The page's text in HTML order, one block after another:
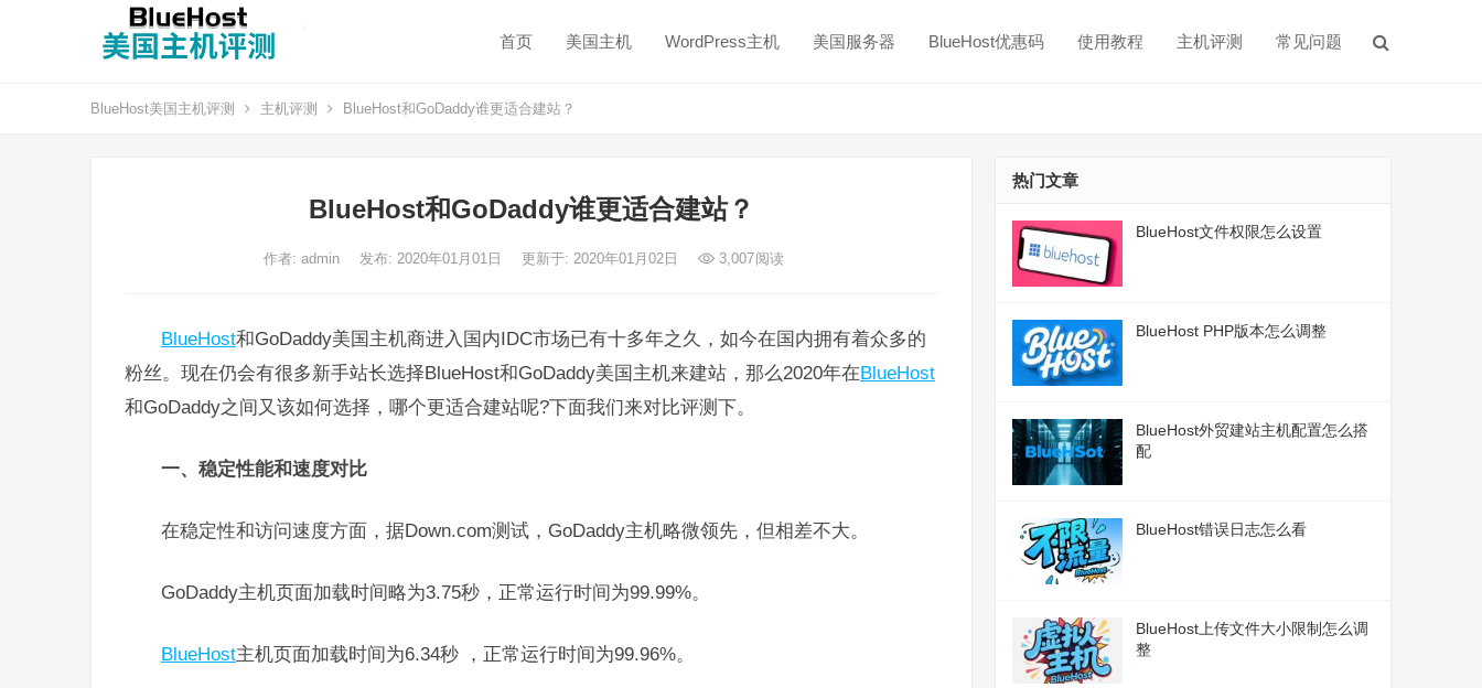
首页 美国主机 WordPress主机 美国服务器 BlueHost优惠码 使用教程 主机评测 常见问题
BlueHost美国主机评测 主机评测 BlueHost和GoDaddy谁更适合建站？
BlueHost和GoDaddy谁更适合建站？
作者: admin 发布: 2020年01月01日 更新于: 2020年01月02日 3,007阅读
BlueHost和GoDaddy美国主机商进入国内IDC市场已有十多年之久，如今在国内拥有着众多的
粉丝。现在仍会有很多新手站长选择BlueHost和GoDaddy美国主机来建站，那么2020年在BlueHost
和GoDaddy之间又该如何选择，哪个更适合建站呢?下面我们来对比评测下。
一、稳定性能和速度对比
在稳定性和访问速度方面，据Down.com测试，GoDaddy主机略微领先，但相差不大。
GoDaddy主机页面加载时间略为3.75秒，正常运行时间为99.99%。
BlueHost主机页面加载时间为6.34秒 ，正常运行时间为99.96%。
热门文章
BlueHost文件权限怎么设置
BlueHost PHP版本怎么调整
BlueHost外贸建站主机配置怎么搭
配
BlueHost错误日志怎么看
BlueHost上传文件大小限制怎么调
整